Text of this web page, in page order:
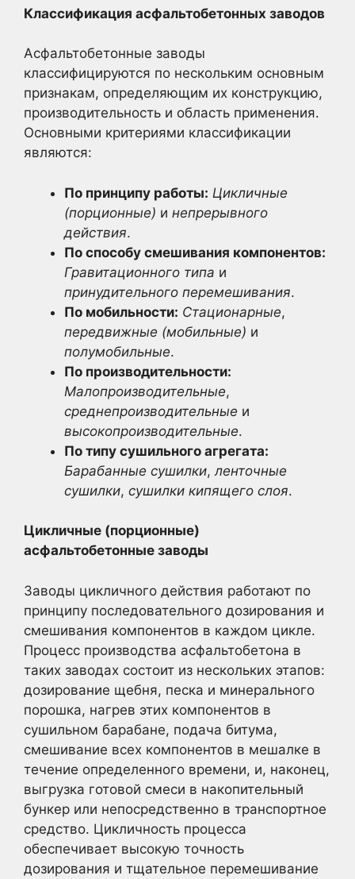
Классификация асфальтобетонных заводов
Асфальтобетонные заводы
классифицируются по нескольким основным
признакам, определяющим их конструкцию,
производительность и область применения.
Основными критериями классификации
являются:
По принципу работы: Цикличные
(порционные) и непрерывного
действия.
По способу смешивания компонентов:
Гравитационного типа и
принудительного перемешивания.
По мобильности: Стационарные,
передвижные (мобильные) и
полумобильные.
По производительности:
Малопроизводительные,
среднепроизводительные и
высокопроизводительные.
По типу сушильного агрегата:
Барабанные сушилки, ленточные
сушилки, сушилки кипящего слоя.
Цикличные (порционные)
асфальтобетонные заводы
Заводы цикличного действия работают по
принципу последовательного дозирования и
смешивания компонентов в каждом цикле.
Процесс производства асфальтобетона в
таких заводах состоит из нескольких этапов:
дозирование щебня, песка и минерального
порошка, нагрев этих компонентов в
сушильном барабане, подача битума,
смешивание всех компонентов в мешалке в
течение определенного времени, и, наконец,
выгрузка готовой смеси в накопительный
бункер или непосредственно в транспортное
средство. Цикличность процесса
обеспечивает высокую точность
дозирования и тщательное перемешивание